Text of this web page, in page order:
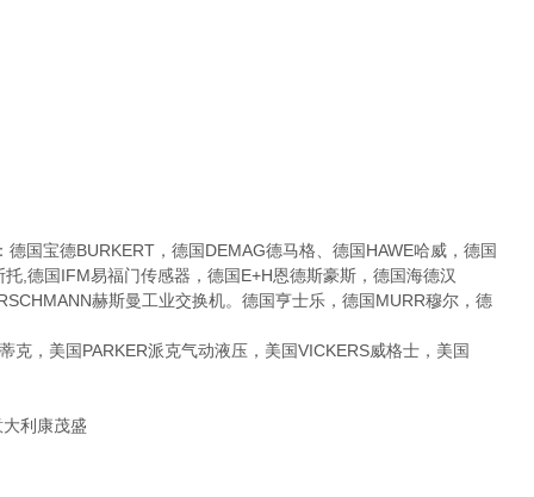
宝德BURKERT，德国DEMAG德马格、德国HAWE哈威，德国
,德国IFM易福门传感器，德国E+H恩德斯豪斯，德国海德汉
赫斯曼工业交换机。德国亨士乐，德国MURR穆尔，德
，美国PARKER派克气动液压，美国VICKERS威格士，美国
利康茂盛